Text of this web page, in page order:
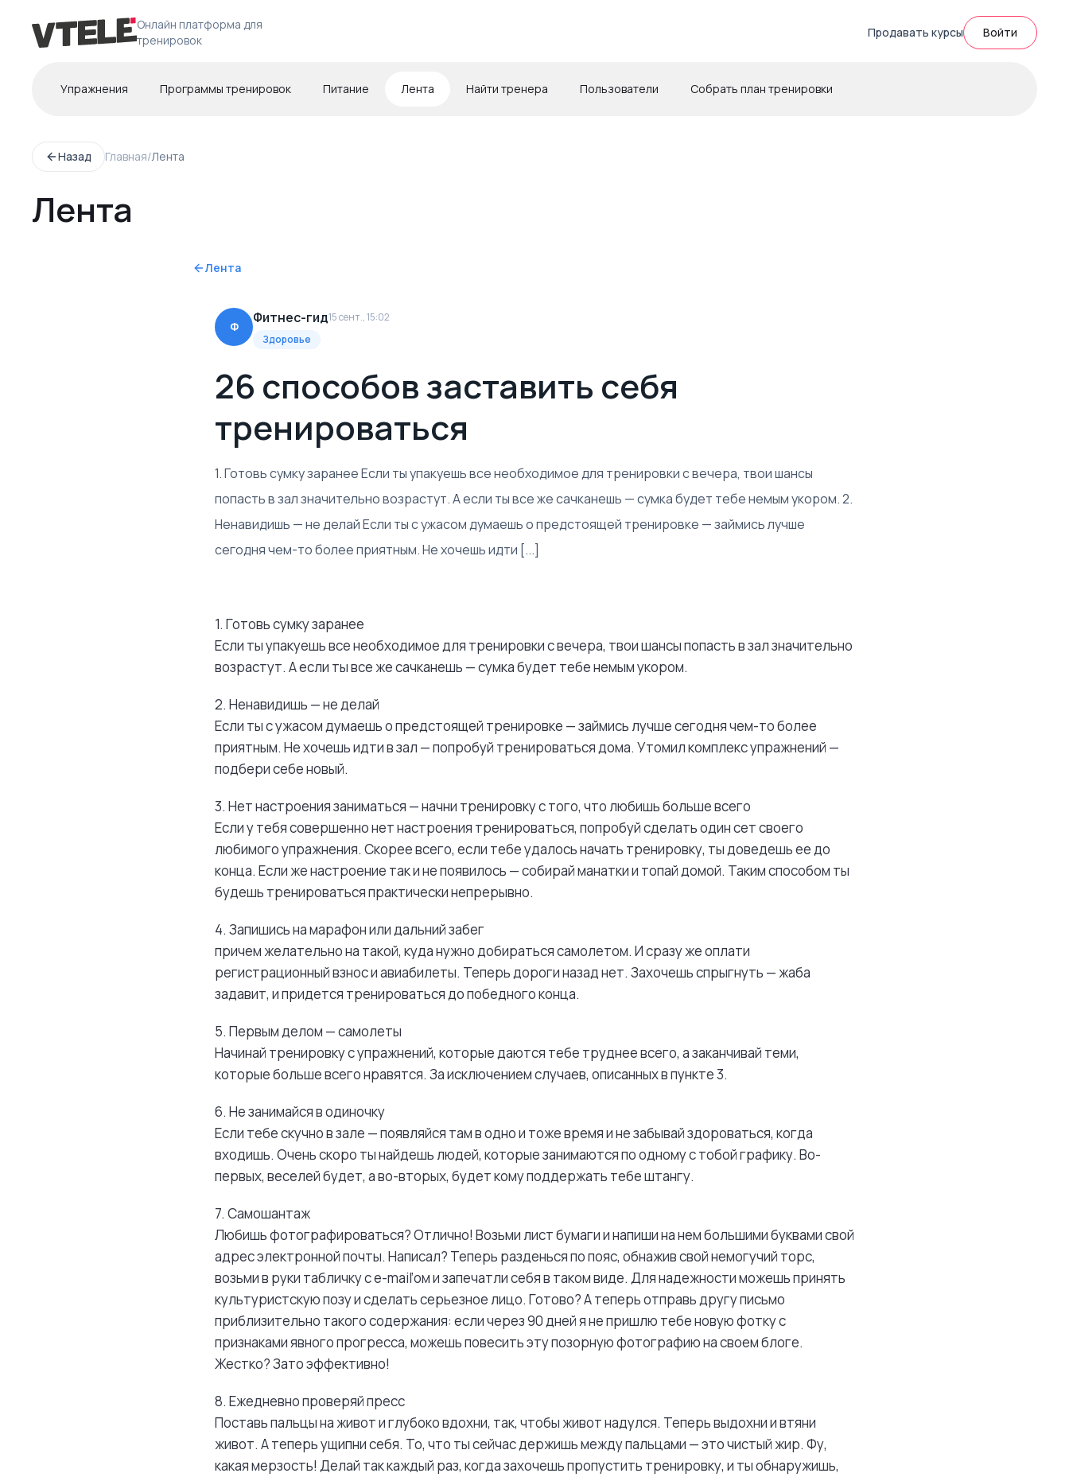
Онлайн платформа для
тренировок
Продавать курсы Войти
Упражнения Программы тренировок Питание Лента Найти тренера Пользователи Собрать план тренировки
Назад Главная/Лента
Лента
Лента
Ф
Фитнес-гид15 сент., 15:02
Здоровье
26 способов заставить себя
тренироваться
1. Готовь сумку заранее Если ты упакуешь все необходимое для тренировки с вечера, твои шансы
попасть в зал значительно возрастут. А если ты все же сачканешь — сумка будет тебе немым укором. 2.
Ненавидишь — не делай Если ты с ужасом думаешь о предстоящей тренировке — займись лучше
сегодня чем-то более приятным. Не хочешь идти [...]
1. Готовь сумку заранее
Если ты упакуешь все необходимое для тренировки с вечера, твои шансы попасть в зал значительно
возрастут. А если ты все же сачканешь — сумка будет тебе немым укором.
2. Ненавидишь — не делай
Если ты с ужасом думаешь о предстоящей тренировке — займись лучше сегодня чем-то более
приятным. Не хочешь идти в зал — попробуй тренироваться дома. Утомил комплекс упражнений —
подбери себе новый.
3. Нет настроения заниматься — начни тренировку с того, что любишь больше всего
Если у тебя совершенно нет настроения тренироваться, попробуй сделать один сет своего
любимого упражнения. Скорее всего, если тебе удалось начать тренировку, ты доведешь ее до
конца. Если же настроение так и не появилось — собирай манатки и топай домой. Таким способом ты
будешь тренироваться практически непрерывно.
4. Запишись на марафон или дальний забег
причем желательно на такой, куда нужно добираться самолетом. И сразу же оплати
регистрационный взнос и авиабилеты. Теперь дороги назад нет. Захочешь спрыгнуть — жаба
задавит, и придется тренироваться до победного конца.
5. Первым делом — самолеты
Начинай тренировку с упражнений, которые даются тебе труднее всего, а заканчивай теми,
которые больше всего нравятся. За исключением случаев, описанных в пункте 3.
6. Не занимайся в одиночку
Если тебе скучно в зале — появляйся там в одно и тоже время и не забывай здороваться, когда
входишь. Очень скоро ты найдешь людей, которые занимаются по одному с тобой графику. Во-
первых, веселей будет, а во-вторых, будет кому поддержать тебе штангу.
7. Самошантаж
Любишь фотографироваться? Отлично! Возьми лист бумаги и напиши на нем большими буквами свой
адрес электронной почты. Написал? Теперь разденься по пояс, обнажив свой немогучий торс,
возьми в руки табличку с e-mail’ом и запечатли себя в таком виде. Для надежности можешь принять
культуристскую позу и сделать серьезное лицо. Готово? А теперь отправь другу письмо
приблизительно такого содержания: если через 90 дней я не пришлю тебе новую фотку с
признаками явного прогресса, можешь повесить эту позорную фотографию на своем блоге.
Жестко? Зато эффективно!
8. Ежедневно проверяй пресс
Поставь пальцы на живот и глубоко вдохни, так, чтобы живот надулся. Теперь выдохни и втяни
живот. А теперь ущипни себя. То, что ты сейчас держишь между пальцами — это чистый жир. Фу,
какая мерзость! Делай так каждый раз, когда захочешь пропустить тренировку, и ты обнаружишь,